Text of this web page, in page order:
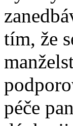
tím, že
péče